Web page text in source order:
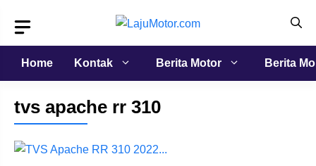
isi
Home
Kontak Berita Motor Berita
tvs apache rr 310